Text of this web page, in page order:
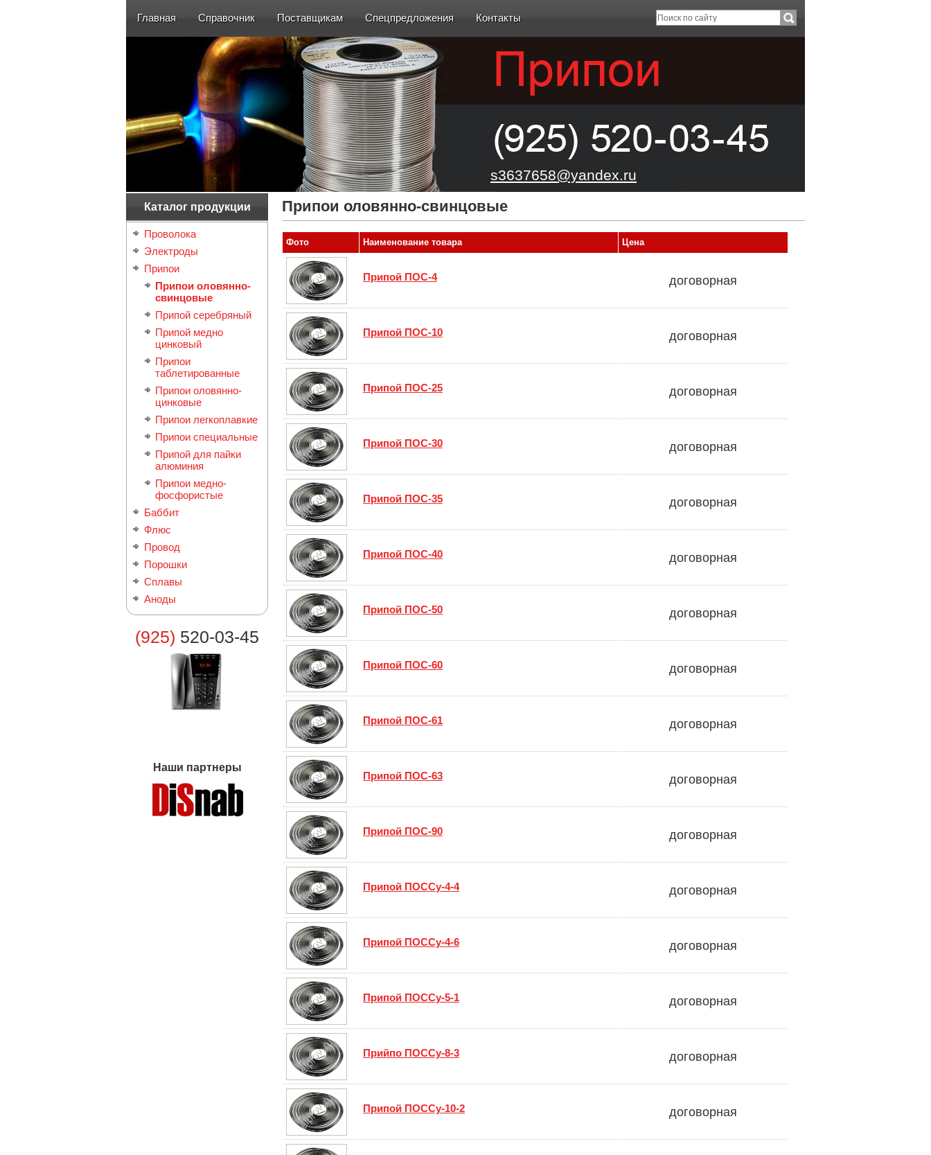
Главная Справочник Поставщикам Спецпредложения Контакты
s3637658@yandex.ru
Каталог продукции
Проволока
Электроды
Припои
Припои оловянно-
свинцовые
Припой серебряный
Припой медно
цинковый
Припои
таблетированные
Припои оловянно-
цинковые
Припои легкоплавкие
Припои специальные
Припой для пайки
алюминия
Припои медно-
фосфористые
Баббит
Флюс
Провод
Порошки
Сплавы
Аноды
(925) 520-03-45
Наши партнеры
Припои оловянно-свинцовые
Фото Наименование товара Цена
Припой ПОС-4 договорная
Припой ПОС-10 договорная
Припой ПОС-25 договорная
Припой ПОС-30 договорная
Припой ПОС-35 договорная
Припой ПОС-40 договорная
Припой ПОС-50 договорная
Припой ПОС-60 договорная
Припой ПОС-61 договорная
Припой ПОС-63 договорная
Припой ПОС-90 договорная
Припой ПОССу-4-4 договорная
Припой ПОССу-4-6 договорная
Припой ПОССу-5-1 договорная
Прийпо ПОССу-8-3 договорная
Припой ПОССу-10-2 договорная